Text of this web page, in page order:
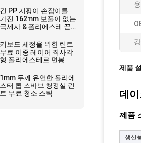
긴 PP 지팡이 손잡이를
가진 162mm 보풀이 없는
극세사 & 폴리에스테 끝
키보드 세정을 위한 린트
무료 이중 레이어 직사각
형 폴리에스테르 면봉
1mm 두께 유연한 폴리에
스터 톱 스바브 청정실 린
트 무료 청소 스틱
제품
데
제품
생산